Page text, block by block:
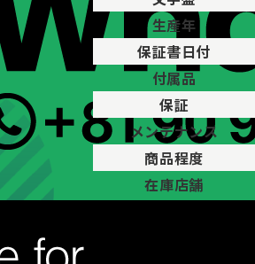
生産年
保証書日付
付属品
保証
メンテナンス
商品程度
在庫店舗